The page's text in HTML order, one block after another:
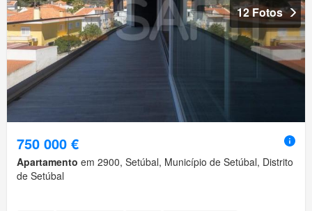
12 Fotos
750 000 €
Apartamento em 2900, Setúbal, Município de Setúbal, Distrito
de Setúbal